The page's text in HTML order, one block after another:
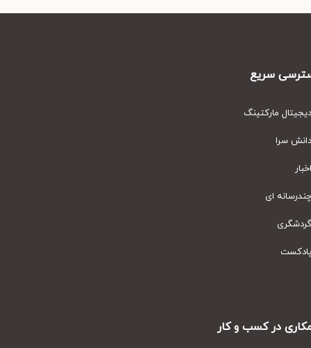
سریع
مارکتینگ
سرا
ای
در کسب و کار